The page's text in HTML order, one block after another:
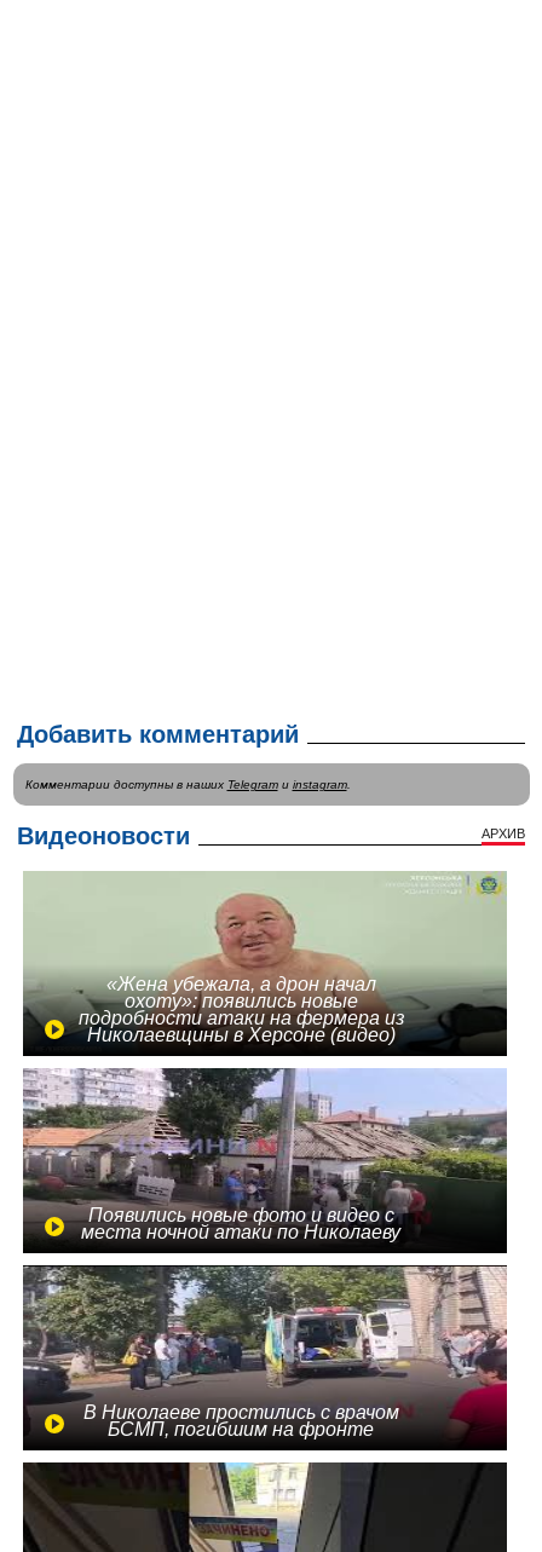
Добавить комментарий
Комментарии доступны в наших Telegramи instagram.
Видеоновости АРХИВ
«Жена убежала, а дрон начал
охоту»: появились новые
подробности атаки на фермера из
Николаевщины в Херсоне (видео)
Появились новые фото и видео с
места ночной атаки по Николаеву
В Николаеве простились с врачом
БСМП, погибшим на фронте